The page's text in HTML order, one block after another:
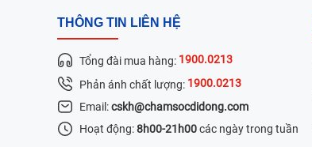
THÔNG TIN LIÊN HỆ
Tổng đài mua hàng: 1900.0213
Phản ánh chất lượng: 1900.0213
Email:cskh@chamsocdidong.com
Hoạt động:8h00-21h00các ngày trong tuần